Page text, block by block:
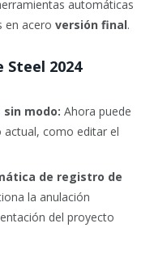
automáticas
en acero versión final.
Steel 2024
modo: Ahora puede
actual, como editar el
de registro de
la anulación
del proyecto